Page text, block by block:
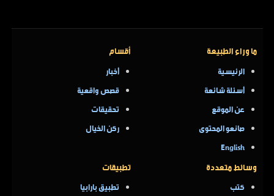
ما وراء الطبيعة
الرئيسية
أسئلة شائعة
عن الموقع
صانعو المحتوى
English
أقسام
أخبار
قصص واقعية
تحقيقات
ركن الخيال
وسائط متعددة
كتب
تطبيقات
تطبيق بارابيا